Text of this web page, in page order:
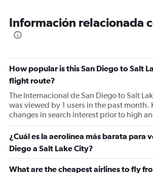
Información relacionada
How popular is this San Diego to Salt
flight route?
The Internacional de San Diego to Salt
was viewed by 1 users in the past month.
changes in search interest prior to high
¿Cuál es la aerolínea más barata para
Diego a Salt Lake City?
What are the cheapest airlines to fly